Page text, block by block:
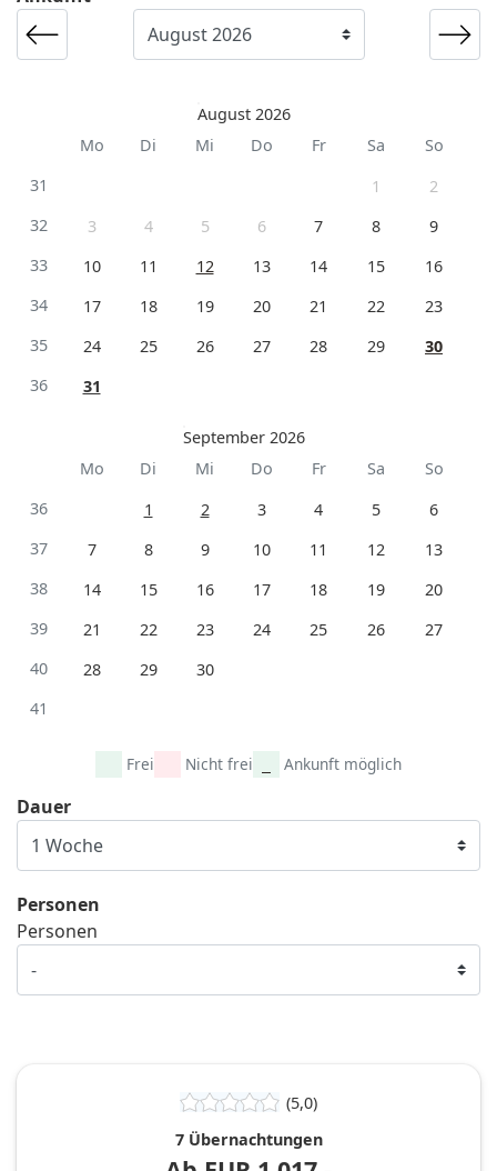
August 2026
Mo
Di Mi Do Fr Sa
So
31
1
2
32
3 4 5 6 7 8
9
33
10 11 12 13 14 15
16
34
17 18 19 20 21 22
23
35
24 25 26 27 28 29
30
36
31
September 2026
Mo
Di Mi Do Fr Sa
So
36
1 2 3 4 5
6
37
7 8 9 10 11 12
13
38
14 15 16 17 18 19
20
39
21 22 23 24 25 26
27
40
28 29
30
41
Frei Nicht frei Ankunft möglich
Dauer
Personen
Personen
(5,0)
7 Übernachtungen